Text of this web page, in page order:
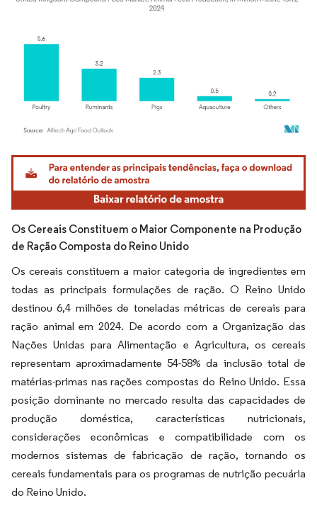
Imagem © Mordor Intelligence. O reuso requer atribuição conforme CC BY 4.0.
Os Cereais Constituem o Maior Componente na Produção
de Ração Composta do Reino Unido
Os cereais constituem a maior categoria de ingredientes em
todas as principais formulações de ração. O Reino Unido
destinou 6,4 milhões de toneladas métricas de cereais para
ração animal em 2024. De acordo com a Organização das
Nações Unidas para Alimentação e Agricultura, os cereais
representam aproximadamente 54-58% da inclusão total de
matérias-primas nas rações compostas do Reino Unido. Essa
posição dominante no mercado resulta das capacidades de
produção doméstica, características nutricionais,
considerações econômicas e compatibilidade com os
modernos sistemas de fabricação de ração, tornando os
cereais fundamentais para os programas de nutrição pecuária
do Reino Unido.